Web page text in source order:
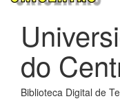
do
Biblioteca Digital de